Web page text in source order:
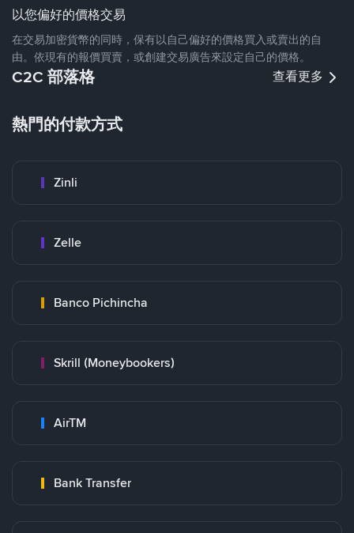
以您偏好的價格交易
在交易加密貨幣的同時，保有以自己偏好的價格買入或賣出的自
由。依現有的報價買賣，或創建交易廣告來設定自己的價格。
C2C 部落格 查看更多
熱門的付款方式
Zinli
Zelle
Banco Pichincha
Skrill (Moneybookers)
AirTM
Bank Transfer